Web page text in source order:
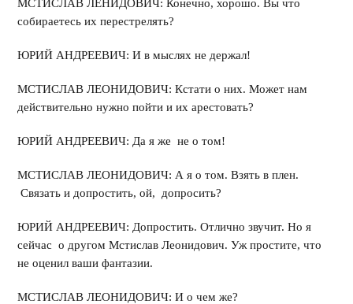
МСТИСЛАВ ЛЕНИДОВИЧ: Конечно, хорошо. Вы что
собираетесь их перестрелять?
ЮРИЙ АНДРЕЕВИЧ: И в мыслях не держал!
МСТИСЛАВ ЛЕОНИДОВИЧ: Кстати о них. Может нам
действительно нужно пойти и их арестовать?
ЮРИЙ АНДРЕЕВИЧ: Да я же не о том!
МСТИСЛАВ ЛЕОНИДОВИЧ: А я о том. Взять в плен.
Связать и допростить, ой, допросить?
ЮРИЙ АНДРЕЕВИЧ: Допростить. Отлично звучит. Но я
сейчас о другом Мстислав Леонидович. Уж простите, что
не оценил ваши фантазии.
МСТИСЛАВ ЛЕОНИДОВИЧ: И о чем же?